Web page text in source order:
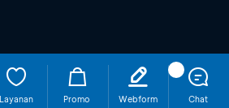
Layanan Promo
Webform
Chat